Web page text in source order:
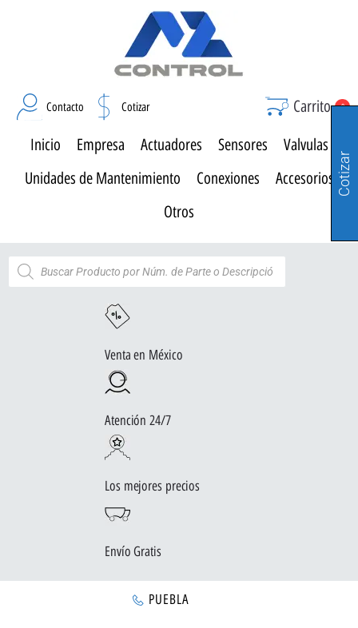
Contacto Cotizar Carrito 0
Inicio Empresa Actuadores Sensores
Valvulas
Unidades de Mantenimiento
Conexiones
Accesorios
Otros
Venta en México
Atención 24/7
Los mejores precios
Envío Gratis
PUEBLA
Cotizar